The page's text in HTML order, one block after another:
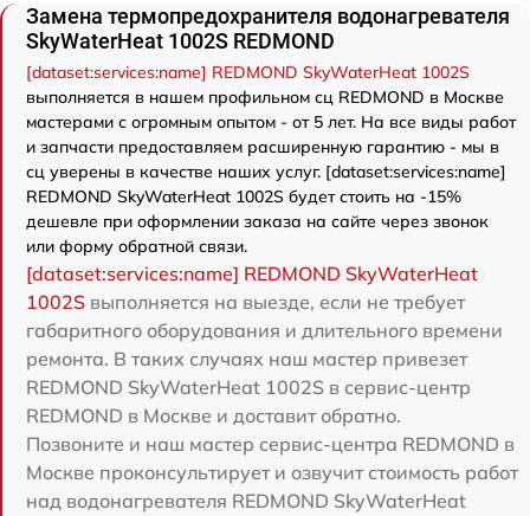
Замена термопредохранителя водонагревателя
SkyWaterHeat 1002S REDMOND
[dataset:services:name] REDMOND SkyWaterHeat 1002S
выполняется в нашем профильном сц REDMOND в Москве
мастерами с огромным опытом - от 5 лет. На все виды работ
и запчасти предоставляем расширенную гарантию - мы в
сц уверены в качестве наших услуг. [dataset:services:name]
REDMOND SkyWaterHeat 1002S будет стоить на -15%
дешевле при оформлении заказа на сайте через звонок
или форму обратной связи.
[dataset:services:name] REDMOND SkyWaterHeat
1002S выполняется на выезде, если не требует
габаритного оборудования и длительного времени
ремонта. В таких случаях наш мастер привезет
REDMOND SkyWaterHeat 1002S в сервис-центр
REDMOND в Москве и доставит обратно.
Позвоните и наш мастер сервис-центра REDMOND в
Москве проконсультирует и озвучит стоимость работ
над водонагревателя REDMOND SkyWaterHeat